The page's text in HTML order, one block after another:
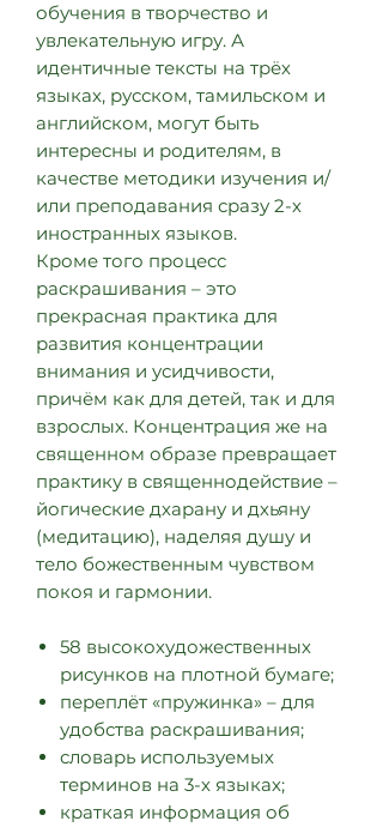
обучения в творчество и
увлекательную игру. А
идентичные тексты на трёх
языках, русском, тамильском и
английском, могут быть
интересны и родителям, в
качестве методики изучения и/
или преподавания сразу 2-х
иностранных языков.
Кроме того процесс
раскрашивания – это
прекрасная практика для
развития концентрации
внимания и усидчивости,
причём как для детей, так и для
взрослых. Концентрация же на
священном образе превращает
практику в священнодействие –
йогические дхарану и дхьяну
(медитацию), наделяя душу и
тело божественным чувством
покоя и гармонии.
58 высокохудожественных
рисунков на плотной бумаге;
переплёт «пружинка» – для
удобства раскрашивания;
словарь используемых
терминов на 3-х языках;
краткая информация об